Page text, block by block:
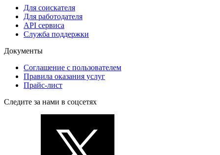
Для соискателя
Для работодателя
API сервиса
Служба поддержки
Документы
Соглашение с пользователем
Правила оказания услуг
Прайс-лист
Следите за нами в соцсетях